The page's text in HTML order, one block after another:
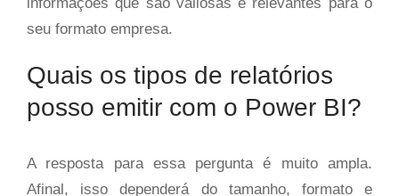
seu formato empresa.
Quais os tipos de relatórios
posso emitir com o Power BI?
A resposta para essa pergunta é muito ampla.
Afinal, isso dependerá do tamanho, formato e